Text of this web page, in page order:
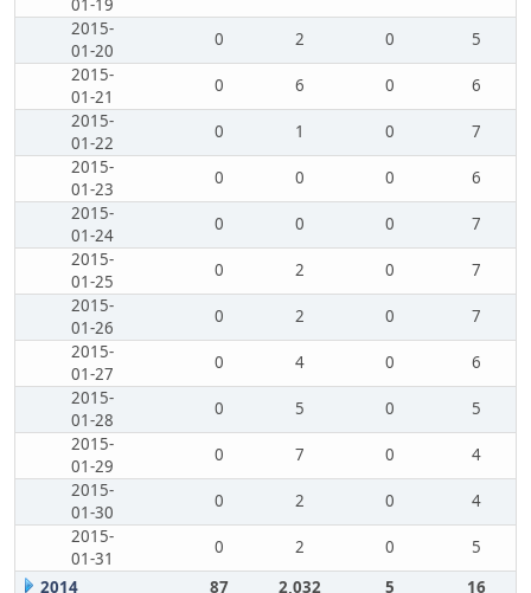
01-19
2015-
01-20
0 2 0
5
2015-
01-21
0 6 0
6
2015-
01-22
0 1 0
7
2015-
01-23
0 0 0
6
2015-
01-24
0 0 0
7
2015-
01-25
0 2 0
7
2015-
01-26
0 2 0
7
2015-
01-27
0 4 0
6
2015-
01-28
0 5 0
5
2015-
01-29
0 7 0
4
2015-
01-30
0 2 0
4
2015-
01-31
0 2 0
5
2014
87 2,032 5 16